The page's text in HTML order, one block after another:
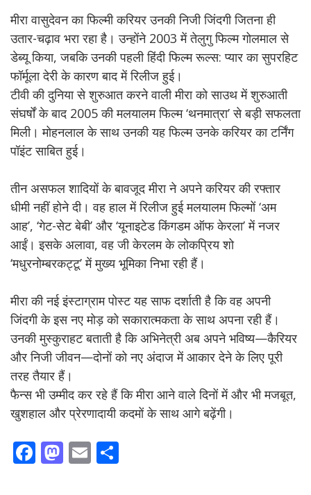
मीरा वासुदेवन का फिल्मी करियर उनकी निजी जिंदगी जितना ही
उतार-चढ़ाव भरा रहा है। उन्होंने 2003 में तेलुगु फिल्म गोलमाल से
डेब्यू किया, जबकि उनकी पहली हिंदी फिल्म रूल्स: प्यार का सुपरहिट
फॉर्मूला देरी के कारण बाद में रिलीज हुई।
टीवी की दुनिया से शुरुआत करने वाली मीरा को साउथ में शुरुआती
संघर्षों के बाद 2005 की मलयालम फिल्म ‘थनमात्रा’ से बड़ी सफलता
मिली। मोहनलाल के साथ उनकी यह फिल्म उनके करियर का टर्निंग
पॉइंट साबित हुई।
तीन असफल शादियों के बावजूद मीरा ने अपने करियर की रफ्तार
धीमी नहीं होने दी। वह हाल में रिलीज हुई मलयालम फिल्मों ‘अम
आह’, ‘गेट-सेट बेबी’ और ‘यूनाइटेड किंगडम ऑफ केरला’ में नजर
आईं। इसके अलावा, वह जी केरलम के लोकप्रिय शो
‘मधुरनोम्बरकट्टू’ में मुख्य भूमिका निभा रही हैं।
मीरा की नई इंस्टाग्राम पोस्ट यह साफ दर्शाती है कि वह अपनी
जिंदगी के इस नए मोड़ को सकारात्मकता के साथ अपना रही हैं।
उनकी मुस्कुराहट बताती है कि अभिनेत्री अब अपने भविष्य—कैरियर
और निजी जीवन—दोनों को नए अंदाज में आकार देने के लिए पूरी
तरह तैयार हैं।
फैन्स भी उम्मीद कर रहे हैं कि मीरा आने वाले दिनों में और भी मजबूत,
खुशहाल और प्रेरणादायी कदमों के साथ आगे बढ़ेंगी।
F M E